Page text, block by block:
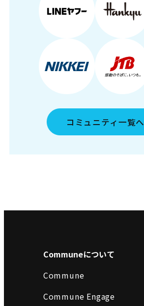
コミュニティ一覧へ
Communeについて
Commune
Commune Engage